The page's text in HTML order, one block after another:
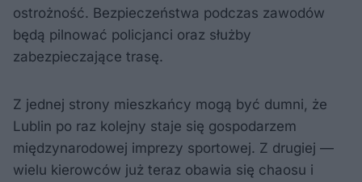
ostrożność. Bezpieczeństwa podczas zawodów
będą pilnować policjanci oraz służby
zabezpieczające trasę.
Z jednej strony mieszkańcy mogą być dumni, że
Lublin po raz kolejny staje się gospodarzem
międzynarodowej imprezy sportowej. Z drugiej —
wielu kierowców już teraz obawia się chaosu i